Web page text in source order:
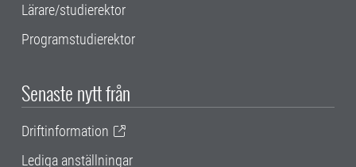
Lärare/studierektor
Programstudierektor
Senaste nytt från
Driftinformation
Lediga anställningar